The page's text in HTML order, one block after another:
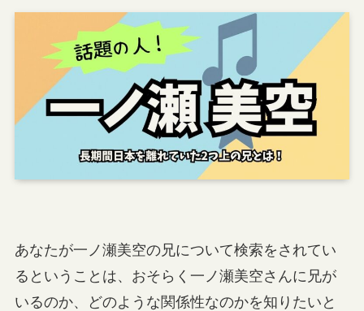
あなたが一ノ瀬美空の兄について検索をされてい
るということは、おそらく一ノ瀬美空さんに兄が
いるのか、どのような関係性なのかを知りたいと